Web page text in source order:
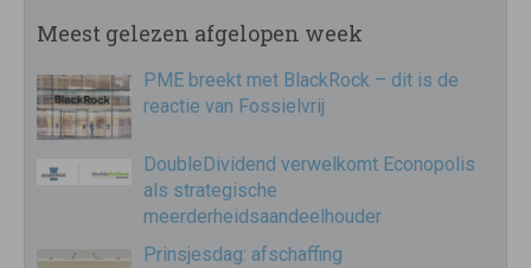
Meest gelezen afgelopen week
PME breekt met BlackRock – dit is de
reactie van Fossielvrij
DoubleDividend verwelkomt Econopolis
als strategische
meerderheidsaandeelhouder
Prinsjesdag: afschaffing